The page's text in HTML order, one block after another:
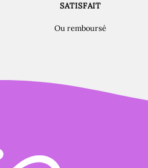
SATISFAIT
Ou remboursé